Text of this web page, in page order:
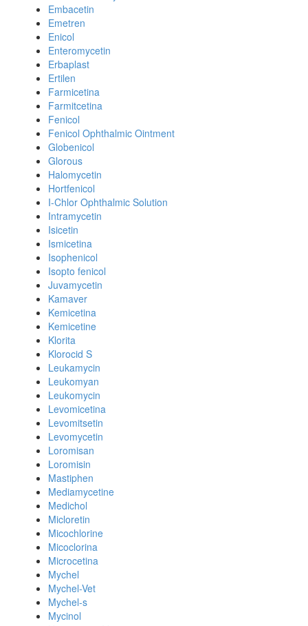
Embacetin
Emetren
Enicol
Enteromycetin
Erbaplast
Ertilen
Farmicetina
Farmitcetina
Fenicol
Fenicol Ophthalmic Ointment
Globenicol
Glorous
Halomycetin
Hortfenicol
I-Chlor Ophthalmic Solution
Intramycetin
Isicetin
Ismicetina
Isophenicol
Isopto fenicol
Juvamycetin
Kamaver
Kemicetina
Kemicetine
Klorita
Klorocid S
Leukamycin
Leukomyan
Leukomycin
Levomicetina
Levomitsetin
Levomycetin
Loromisan
Loromisin
Mastiphen
Mediamycetine
Medichol
Micloretin
Micochlorine
Micoclorina
Microcetina
Mychel
Mychel-Vet
Mychel-s
Mycinol